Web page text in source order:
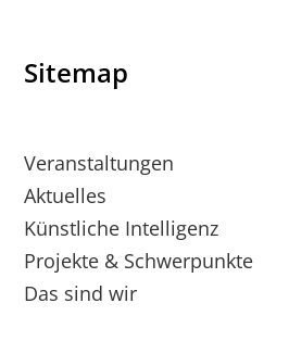
Sitemap
Veranstaltungen
Aktuelles
Künstliche Intelligenz
Projekte & Schwerpunkte
Das sind wir